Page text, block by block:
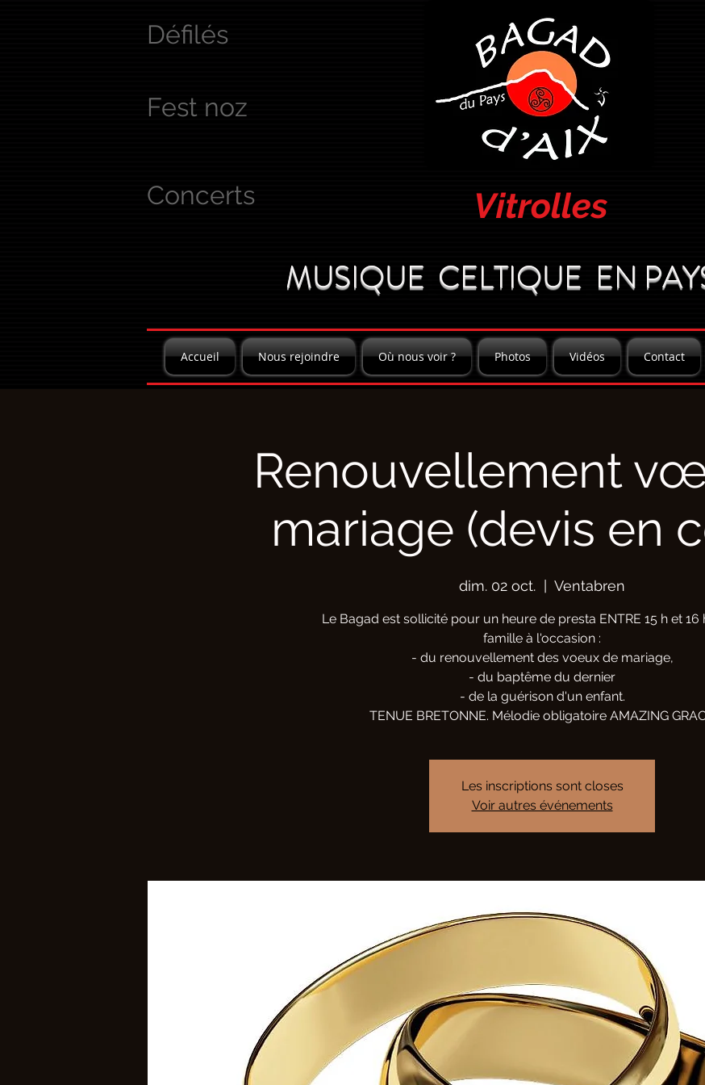
Défilés
Fest noz
Concerts Vitrolles
MUSIQUE CELTIQUE EN
Accueil Nous rejoindre Où nous voir ? Photos Vidéos Contact
Renouvellement
mariage (devis en
dim. 02 oct. Ventabren
Le Bagad est sollicité pour un heure de presta ENTRE 15 h et 16
famille à l'occasion :
- du renouvellement des voeux de mariage,
- du baptême du dernier
- de la guérison d'un enfant.
TENUE BRETONNE. Mélodie obligatoire AMAZING
Les inscriptions sont closes
Voir autres événements